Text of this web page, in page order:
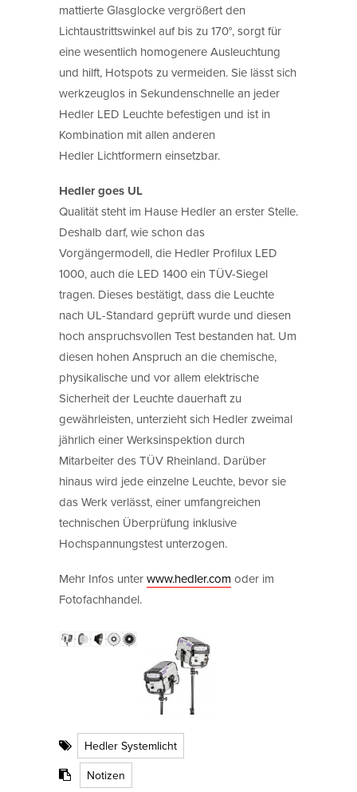
mattierte Glasglocke vergrößert den
Lichtaustrittswinkel auf bis zu 170°, sorgt für
eine wesentlich homogenere Ausleuchtung
und hilft, Hotspots zu vermeiden. Sie lässt sich
werkzeuglos in Sekundenschnelle an jeder
Hedler LED Leuchte befestigen und ist in
Kombination mit allen anderen
Hedler Lichtformern einsetzbar.
Hedler goes UL
Qualität steht im Hause Hedler an erster Stelle.
Deshalb darf, wie schon das
Vorgängermodell, die Hedler Profilux LED
1000, auch die LED 1400 ein TÜV-Siegel
tragen. Dieses bestätigt, dass die Leuchte
nach UL-Standard geprüft wurde und diesen
hoch anspruchsvollen Test bestanden hat. Um
diesen hohen Anspruch an die chemische,
physikalische und vor allem elektrische
Sicherheit der Leuchte dauerhaft zu
gewährleisten, unterzieht sich Hedler zweimal
jährlich einer Werksinspektion durch
Mitarbeiter des TÜV Rheinland. Darüber
hinaus wird jede einzelne Leuchte, bevor sie
das Werk verlässt, einer umfangreichen
technischen Überprüfung inklusive
Hochspannungstest unterzogen.
Mehr Infos unterwww.hedler.com oder im
Fotofachhandel.
Hedler Systemlicht
Notizen